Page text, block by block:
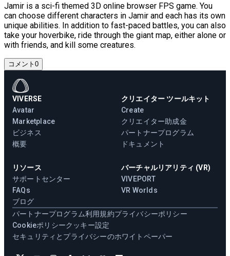
Jamir is a sci-fi themed 3D online browser FPS game. You
can choose different characters in Jamir and each has its own
unique abilities. In addition to fast-paced battles, you can also
take your hoverbike, ride through the giant map, either alone or
with friends, and kill some creatures.
コメント 0
VIVERSE
Avatar
Marketplace
ビジネス
概要
クリエイター ツールキット
Create
クリエイター助成金
パートナープログラム
ドキュメント
リソース
サポートセンター
FAQs
ブログ
バーチャルリアリティ (VR)
VIVEPORT
VR Worlds
パートナープログラム利用規約プライバシーポリシー
Cookieポリシークッキー設定
セキュリティとプライバシーのホワイトペーパー